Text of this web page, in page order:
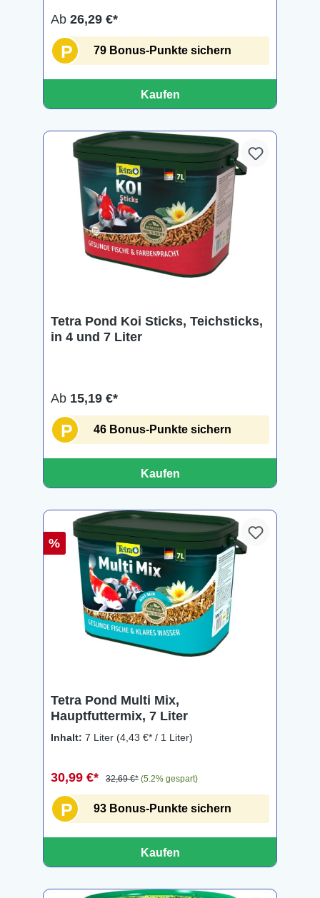
Ab 26,29 €*
P 79 Bonus-Punkte sichern
Kaufen
Tetra Pond Koi Sticks, Teichsticks,
in 4 und 7 Liter
Ab 15,19 €*
P 46 Bonus-Punkte sichern
Kaufen
%
Tetra Pond Multi Mix,
Hauptfuttermix, 7 Liter
Inhalt: 7 Liter (4,43 €* / 1 Liter)
30,99 €* 32,69 €* (5.2% gespart)
P 93 Bonus-Punkte sichern
Kaufen